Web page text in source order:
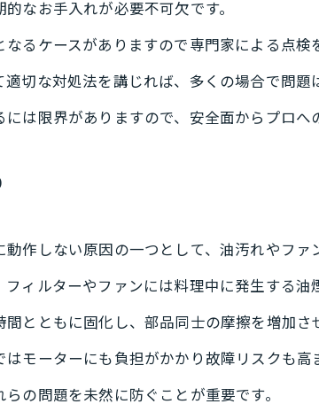
なお手入れが必要不可欠です。
るケースがありますので専門家による点検
切な対処法を講じれば、多くの場合で問題
には限界がありますので、安全面からプロ
作しない原因の一つとして、油汚れやファ
ィルターやファンには料理中に発生する油
間とともに固化し、部品同士の摩擦を増加
モーターにも負担がかかり故障リスクも高
の問題を未然に防ぐことが重要です。